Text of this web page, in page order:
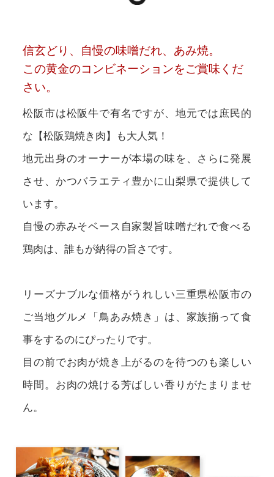
信玄どり、自慢の味噌だれ、あみ焼。
この黄金のコンビネーションをご賞味くだ
さい。
松阪市は松阪牛で有名ですが、地元では庶民的
な【松阪鶏焼き肉】も大人気！
地元出身のオーナーが本場の味を、さらに発展
させ、かつバラエティ豊かに山梨県で提供して
います。
自慢の赤みそベース自家製旨味噌だれで食べる
鶏肉は、誰もが納得の旨さです。
リーズナブルな価格がうれしい三重県松阪市の
ご当地グルメ「鳥あみ焼き」は、家族揃って食
事をするのにぴったりです。
目の前でお肉が焼き上がるのを待つのも楽しい
時間。お肉の焼ける芳ばしい香りがたまりませ
ん。